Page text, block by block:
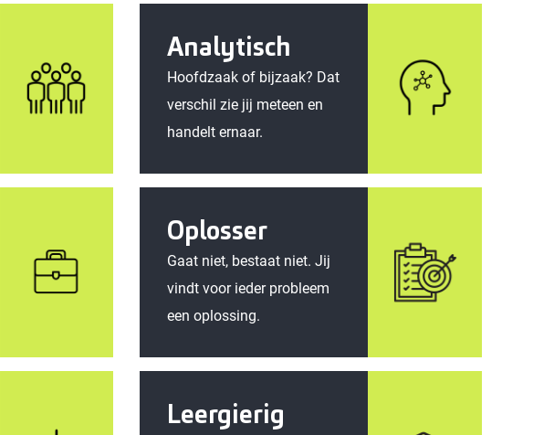
Analytisch
Hoofdzaak of bijzaak? Dat
verschil zie jij meteen en
handelt ernaar.
Oplosser
Gaat niet, bestaat niet. Jij
vindt voor ieder probleem
een oplossing.
Leergierig